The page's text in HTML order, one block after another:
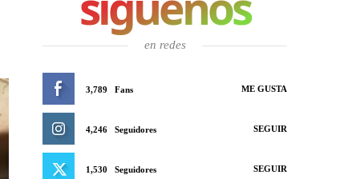
en redes
3,789 Fans ME GUSTA
4,246 Seguidores SEGUIR
1,530 Seguidores SEGUIR